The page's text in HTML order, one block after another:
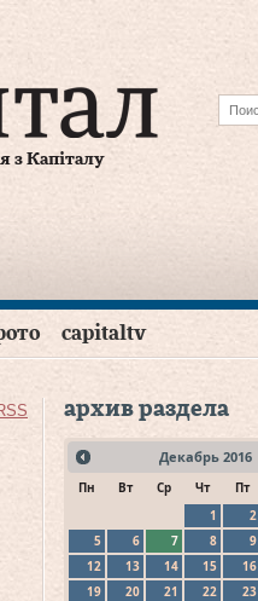
з Капіталу
capitaltv
архив раздела
Декабрь 2016
Пн Вт Ср Чт Пт
1
2
5
6 7 8 9
12
13 14 15 16
19
20 21 22 23